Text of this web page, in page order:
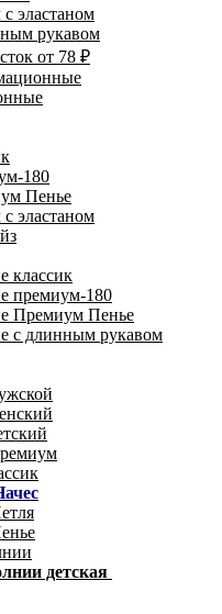
эластаном
рукавом
от 78 ₽
180
Пенье
эластаном
классик
премиум-180
Премиум Пенье
с длинным рукавом
детская